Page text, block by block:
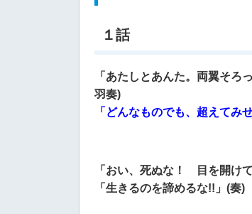
１話
「あたしとあんた。両翼そろ
羽奏)
「どんなものでも、超えてみ
「おい、死ぬな！ 目を開けて
「生きるのを諦めるな!!」(奏)